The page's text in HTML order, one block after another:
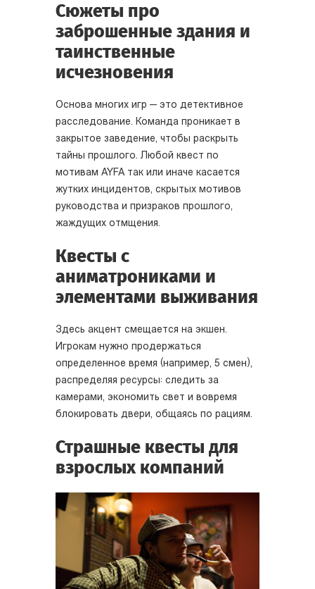
Сюжеты про
заброшенные здания и
таинственные
исчезновения
Основа многих игр — это детективное
расследование. Команда проникает в
закрытое заведение, чтобы раскрыть
тайны прошлого. Любой квест по
мотивам AYFA так или иначе касается
жутких инцидентов, скрытых мотивов
руководства и призраков прошлого,
жаждущих отмщения.
Квесты с
аниматрониками и
элементами выживания
Здесь акцент смещается на экшен.
Игрокам нужно продержаться
определенное время (например, 5 смен),
распределяя ресурсы: следить за
камерами, экономить свет и вовремя
блокировать двери, общаясь по рациям.
Страшные квесты для
взрослых компаний